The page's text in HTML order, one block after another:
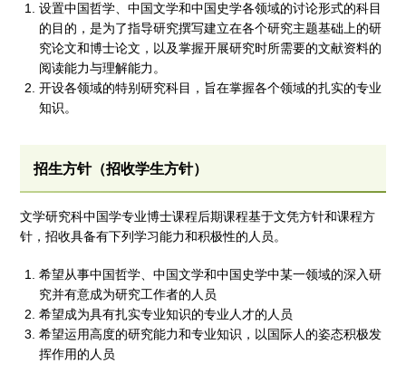
设置中国哲学、中国文学和中国史学各领域的讨论形式的科目
的目的，是为了指导研究撰写建立在各个研究主题基础上的研
究论文和博士论文，以及掌握开展研究时所需要的文献资料的
阅读能力与理解能力。
开设各领域的特别研究科目，旨在掌握各个领域的扎实的专业
知识。
招生方针（招收学生方针）
文学研究科中国学专业博士课程后期课程基于文凭方针和课程方
针，招收具备有下列学习能力和积极性的人员。
希望从事中国哲学、中国文学和中国史学中某一领域的深入研
究并有意成为研究工作者的人员
希望成为具有扎实专业知识的专业人才的人员
希望运用高度的研究能力和专业知识，以国际人的姿态积极发
挥作用的人员